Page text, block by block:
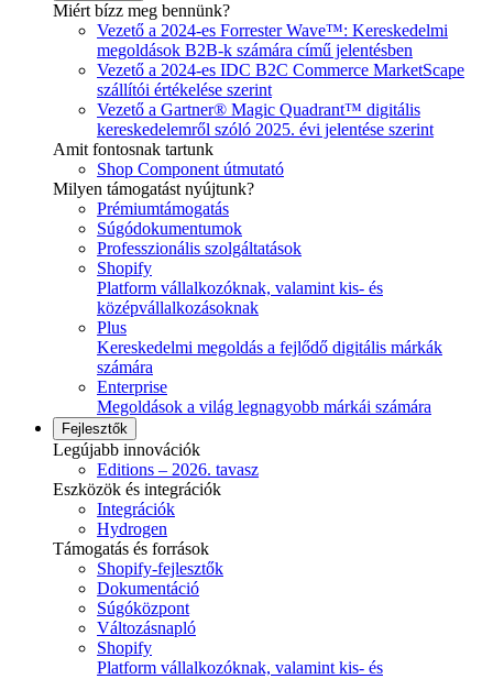
Miért bízz meg bennünk?
Vezető a 2024-es Forrester Wave™: Kereskedelmi
megoldások B2B-k számára című jelentésben
Vezető a 2024-es IDC B2C Commerce MarketScape
szállítói értékelése szerint
Vezető a Gartner® Magic Quadrant™ digitális
kereskedelemről szóló 2025. évi jelentése szerint
Amit fontosnak tartunk
Shop Component útmutató
Milyen támogatást nyújtunk?
Prémiumtámogatás
Súgódokumentumok
Professzionális szolgáltatások
Shopify
Platform vállalkozóknak, valamint kis- és
középvállalkozásoknak
Plus
Kereskedelmi megoldás a fejlődő digitális márkák
számára
Enterprise
Megoldások a világ legnagyobb márkái számára
Fejlesztők
Legújabb innovációk
Editions – 2026. tavasz
Eszközök és integrációk
Integrációk
Hydrogen
Támogatás és források
Shopify-fejlesztők
Dokumentáció
Súgóközpont
Változásnapló
Shopify
Platform vállalkozóknak, valamint kis- és